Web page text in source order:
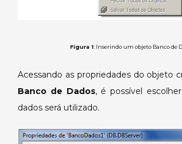
Figura 1: Inserindo um objeto Banco de
Acessando as propriedades do objeto
Banco de Dados, é possível
dados será utilizado.